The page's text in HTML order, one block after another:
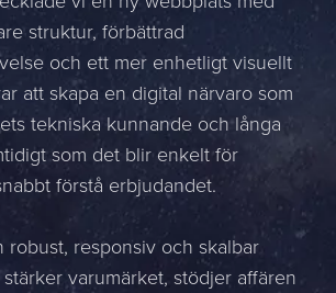
är...
struktur, förbättrad
och ett mer enhetligt visuellt
att skapa en digital närvaro som
tekniska kunnande och långa
som det blir enkelt för
förstå erbjudandet.
robust, responsiv och skalbar
varumärket, stödjer affären